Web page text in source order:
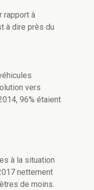
rapport à
à dire près du
vers
96% étaient
à la situation
nettement
de moins.